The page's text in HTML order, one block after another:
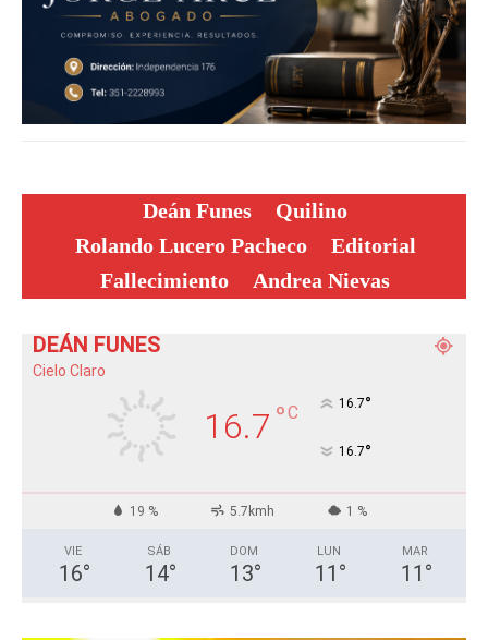
Deán Funes
Quilino
Rolando Lucero Pacheco
Editorial
Fallecimiento
Andrea Nievas
DEÁN FUNES
Cielo Claro
16.7 °C 16.7°
16.7°
19 % 5.7kmh 1 %
VIE
16°
SÁB
14°
DOM
13°
LUN
11 °
MAR
11 °